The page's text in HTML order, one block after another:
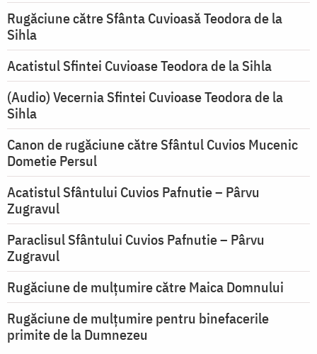
Rugăciune către Sfânta Cuvioasă Teodora de la
Sihla
Acatistul Sfintei Cuvioase Teodora de la Sihla
(Audio) Vecernia Sfintei Cuvioase Teodora de la
Sihla
Canon de rugăciune către Sfântul Cuvios Mucenic
Dometie Persul
Acatistul Sfântului Cuvios Pafnutie – Pârvu
Zugravul
Paraclisul Sfântului Cuvios Pafnutie – Pârvu
Zugravul
Rugăciune de mulţumire către Maica Domnului
Rugăciune de mulțumire pentru binefacerile
primite de la Dumnezeu